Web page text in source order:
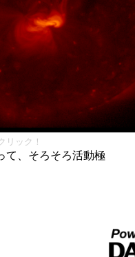
リック！
て、そろそろ活動極